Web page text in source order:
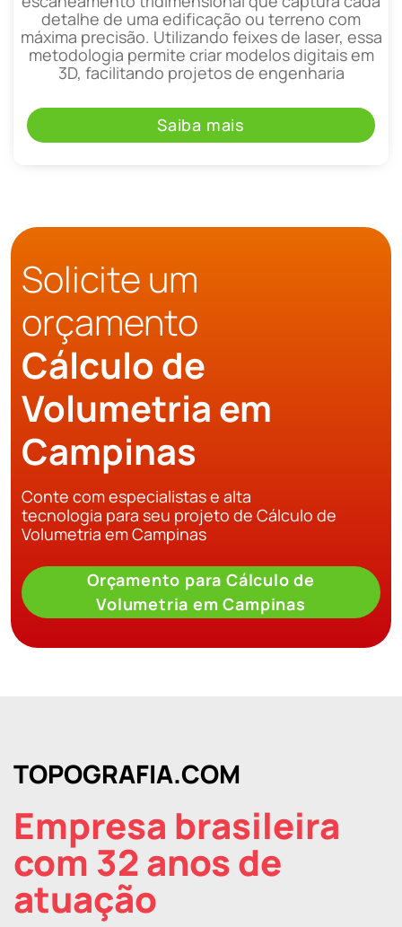
detalhe de uma edificação ou terreno com
máxima precisão. Utilizando feixes de laser, essa
metodologia permite criar modelos digitais em
3D, facilitando projetos de engenharia
Saiba mais
Solicite um
orçamento
Cálculo de
Volumetria em
Campinas
Conte com especialistas e alta
tecnologia para seu projeto de Cálculo de
Volumetria em Campinas
Orçamento para Cálculo de
Volumetria em Campinas
TOPOGRAFIA.COM
Empresa brasileira
com 32 anos de
atuação